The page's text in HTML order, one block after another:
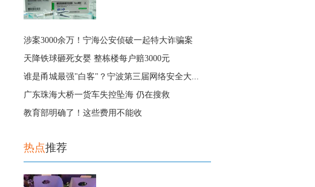
涉案3000余万！宁海公安侦破一起特大诈骗案
天降铁球砸死女婴 整栋楼每户赔3000元
谁是甬城最强"白客"？宁波第三届网络安全大...
广东珠海大桥一货车失控坠海 仍在搜救
教育部明确了！这些费用不能收
热点推荐